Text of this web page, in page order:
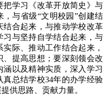
学习《改革开放简史》与
与省级“文明校园”创建结
结合起来，与推动学校改革
习与坚持自学结合起来，与
际、推动工作结合起来，
提高思想；要深刻领会改
以及精神实质，深入学习
总结学校34年的办学经验
供思路、贡献力量。